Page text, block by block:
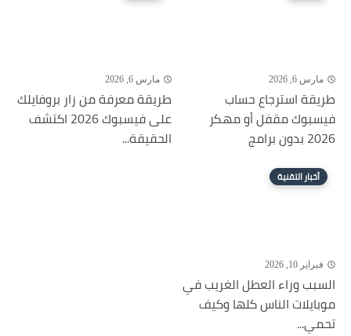
مارس 6, 2026
طريقة استرجاع حساب
فيسبوك مقفل أو مهكر
2026 بدون برامج
مارس 6, 2026
طريقة معرفة من زار بروفايلك
على فيسبوك 2026 اكتشف
الحقيقة...
أخبار التقنية
فبراير 10, 2026
السبب وراء العطل الغريب في
موبايلات الناس كلها وكيف
تحمي...